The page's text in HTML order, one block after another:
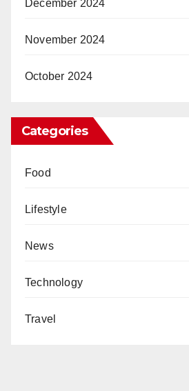
December 2024
November 2024
October 2024
Categories
Food
Lifestyle
News
Technology
Travel